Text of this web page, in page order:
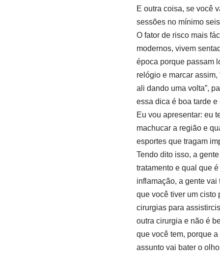
E outra coisa, se você
sessões no mínimo
O fator de risco mais
modernos, vivem
época porque passam
relógio e marcar
ali dando uma volta”,
essa dica é boa tarde
Eu vou apresentar: eu
machucar a região e
esportes que tragam
Tendo dito isso, a
tratamento e qual que
inflamação, a gente vai
que você tiver um cisto
cirurgias para
outra cirurgia e não é
que você tem, porque
assunto vai bater o